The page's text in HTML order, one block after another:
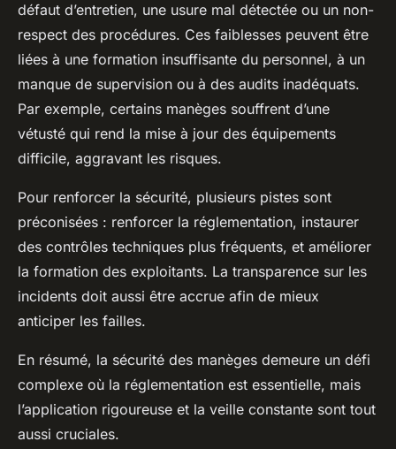
défaut d’entretien, une usure mal détectée ou un non-
respect des procédures. Ces faiblesses peuvent être
liées à une formation insuffisante du personnel, à un
manque de supervision ou à des audits inadéquats.
Par exemple, certains manèges souffrent d’une
vétusté qui rend la mise à jour des équipements
difficile, aggravant les risques.
Pour renforcer la sécurité, plusieurs pistes sont
préconisées : renforcer la réglementation, instaurer
des contrôles techniques plus fréquents, et améliorer
la formation des exploitants. La transparence sur les
incidents doit aussi être accrue afin de mieux
anticiper les failles.
En résumé, la sécurité des manèges demeure un défi
complexe où la réglementation est essentielle, mais
l’application rigoureuse et la veille constante sont tout
aussi cruciales.